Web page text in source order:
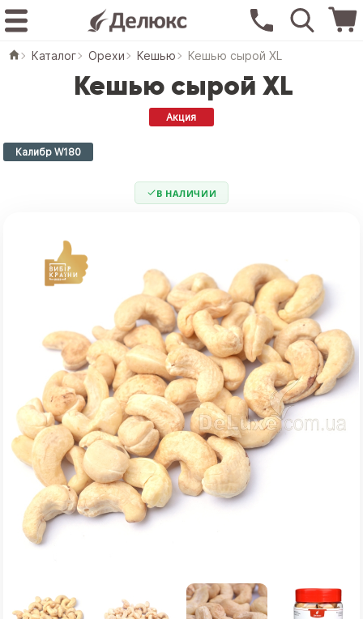
Каталог Орехи Кешью Кешью сырой XL
Кешью сырой XL
Акция
Калибр W180
В НАЛИЧИИ